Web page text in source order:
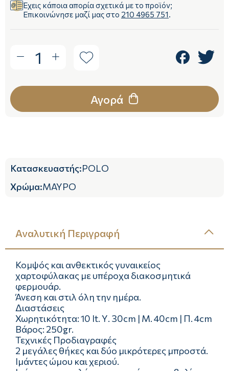
Έχεις κάποια απορία σχετικά με το προϊόν;
Επικοινώνησε μαζί μας στο 210 4965 751.
1
Αγορά
Κατασκευαστής:POLO
Χρώμα:ΜΑΥΡΟ
Αναλυτική Περιγραφή
Κομψός και ανθεκτικός γυναικείος
χαρτοφύλακας με υπέροχα διακοσμητικά
φερμουάρ.
Άνεση και στιλ όλη την ημέρα.
Διαστάσεις
Χωρητικότητα: 10 lt. Υ. 30cm | Μ. 40cm | Π. 4cm
Βάρος: 250gr.
Τεχνικές Προδιαγραφές
2 μεγάλες θήκες και δύο μικρότερες μπροστά.
Ιμάντες ώμου και χεριού.